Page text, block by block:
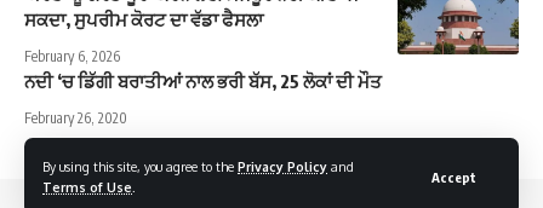
By using this site, you agree to the Privacy Policy and
Terms of Use
Accept
ਸਕਦਾ, ਸੁਪਰੀਮ ਕੋਰਟ ਦਾ ਵੱਡਾ ਫੈਸਲਾ
February 6, 2026
ਨਦੀ ‘ਚ ਡਿੱਗੀ ਬਰਾਤੀਆਂ ਨਾਲ ਭਰੀ ਬੱਸ, 25 ਲੋਕਾਂ ਦੀ ਮੌਤ
February 26, 2020